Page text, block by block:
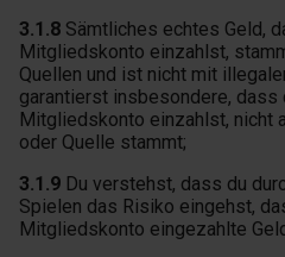
3.1.8 Sämtliches echtes Geld,
Mitgliedskonto einzahlst,
Quellen und ist nicht mit
garantierst insbesondere, dass
Mitgliedskonto einzahlst, nicht
oder Quelle stammt;
3.1.9 Du verstehst, dass du
Spielen das Risiko eingehst,
Mitgliedskonto eingezahlte